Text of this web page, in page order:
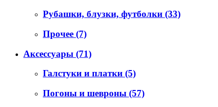
Рубашки, блузки, футболки (33)
Прочее (7)
Аксессуары (71)
Галстуки и платки (5)
Погоны и шевроны (57)